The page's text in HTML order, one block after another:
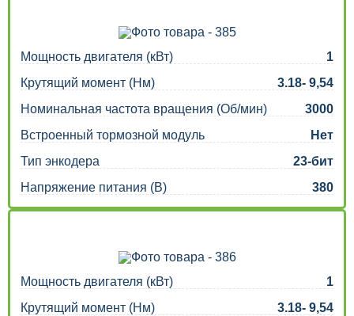
Мощность двигателя (кВт)
1
Крутящий момент (Нм)
3.18- 9,54
Номинальная частота вращения (Об/мин)
3000
Встроенный тормозной модуль
Нет
Тип энкодера
23-бит
Напряжение питания (В)
380
Мощность двигателя (кВт)
1
Крутящий момент (Нм)
3.18- 9,54